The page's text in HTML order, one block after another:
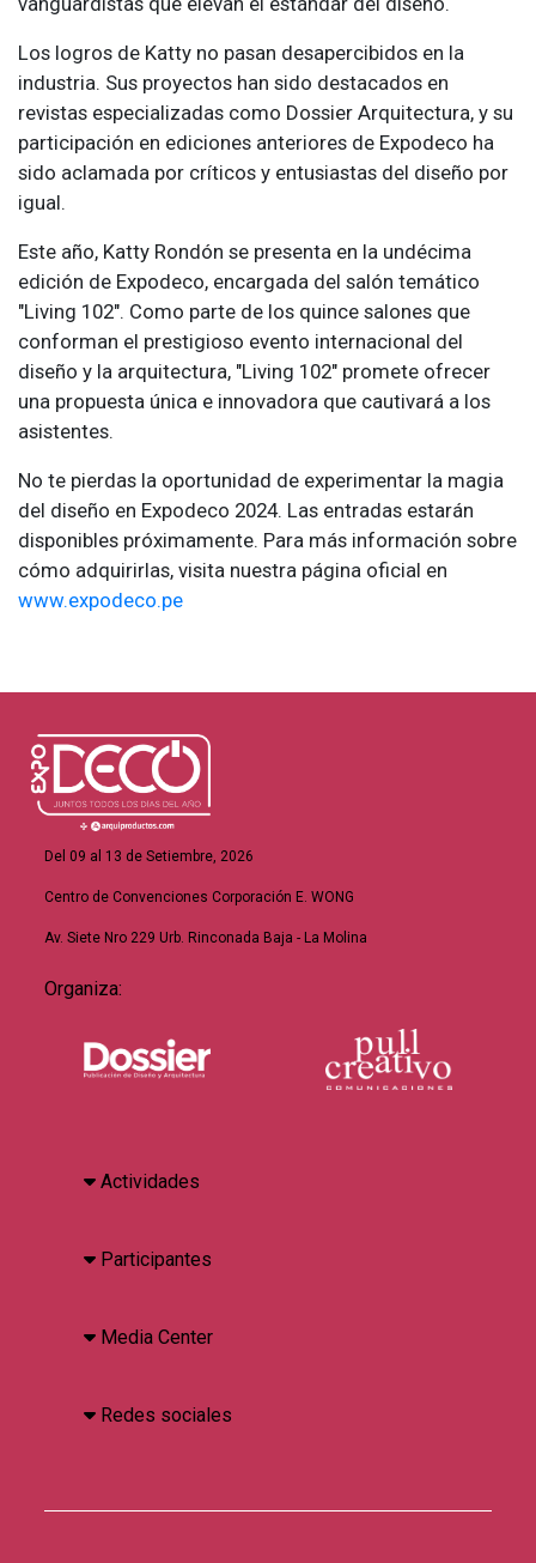
Los logros de Katty no pasan desapercibidos en la
industria. Sus proyectos han sido destacados en
revistas especializadas como Dossier Arquitectura, y su
participación en ediciones anteriores de Expodeco ha
sido aclamada por críticos y entusiastas del diseño por
igual.
Este año, Katty Rondón se presenta en la undécima
edición de Expodeco, encargada del salón temático
"Living 102". Como parte de los quince salones que
conforman el prestigioso evento internacional del
diseño y la arquitectura, "Living 102" promete ofrecer
una propuesta única e innovadora que cautivará a los
asistentes.
No te pierdas la oportunidad de experimentar la magia
del diseño en Expodeco 2024. Las entradas estarán
disponibles próximamente. Para más información sobre
cómo adquirirlas, visita nuestra página oficial en
www.expodeco.pe
Del 09 al 13 de Setiembre, 2026
Centro de Convenciones Corporación E. WONG
Av. Siete Nro 229 Urb. Rinconada Baja - La Molina
Organiza:
Actividades
Participantes
Media Center
Redes sociales